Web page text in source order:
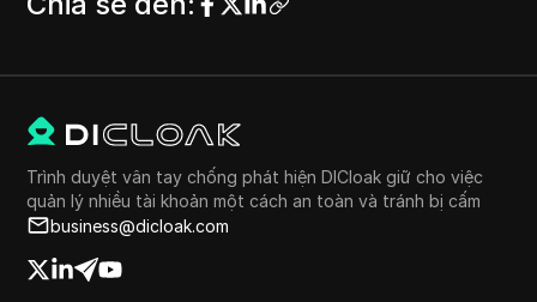
Trình duyệt vân tay chống phát hiện DICloak giữ cho việc
quản lý nhiều tài khoản một cách an toàn và tránh bị cấm
business@dicloak.com